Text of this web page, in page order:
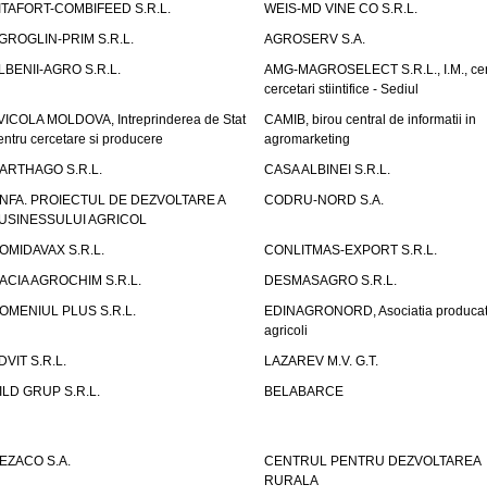
COMBIFEED S.R.L.
WEIS-MD VINE CO S.R.L.
PRIM S.R.L.
AGROSERV S.A.
AGRO S.R.L.
AMG-MAGROSELECT S.R.L., I.M.,
cercetari stiintifice - Sediul
MOLDOVA, Intreprinderea de Stat
cercetare si producere
CAMIB, birou central de informatii in
agromarketing
S.R.L.
CASA ALBINEI S.R.L.
PROIECTUL DE DEZVOLTARE A
AGRICOL
CODRU-NORD S.A.
S.R.L.
CONLITMAS-EXPORT S.R.L.
AGROCHIM S.R.L.
DESMASAGRO S.R.L.
PLUS S.R.L.
EDINAGRONORD, Asociatia
agricoli
S.R.L.
LAZAREV M.V. G.T.
GRUP S.R.L.
BELABARCE
S.A.
CENTRUL PENTRU DEZVOLTAREA
RURALA